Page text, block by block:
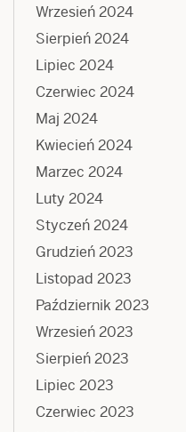
Wrzesień 2024
Sierpień 2024
Lipiec 2024
Czerwiec 2024
Maj 2024
Kwiecień 2024
Marzec 2024
Luty 2024
Styczeń 2024
Grudzień 2023
Listopad 2023
Październik 2023
Wrzesień 2023
Sierpień 2023
Lipiec 2023
Czerwiec 2023